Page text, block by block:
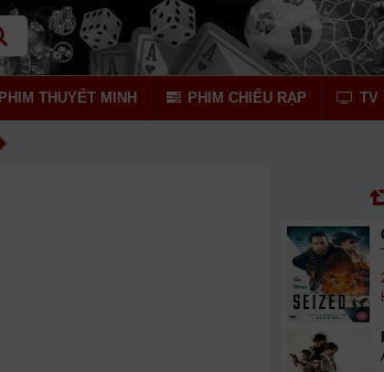
PHIM THUYẾT MINH PHIM CHIẾU RẠP TV